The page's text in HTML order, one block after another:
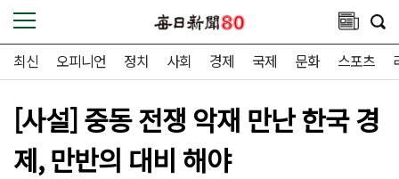
최신 오피니언 정치 사회 경제 국제 문화 스포츠
[사설] 중동 전쟁 악재 만난 한국 경
제, 만반의 대비 해야